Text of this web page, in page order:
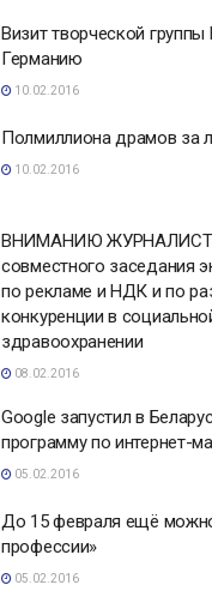
Визит творческой
Германию
10.02.2016
Полмиллиона драмов за
10.02.2016
ВНИМАНИЮ
совместного заседания
по рекламе и НДК и по
конкуренции в
здравоохранении
08.02.2016
Google запустил в
программу по интернет-
05.02.2016
До 15 февраля ещё
профессии»
05.02.2016